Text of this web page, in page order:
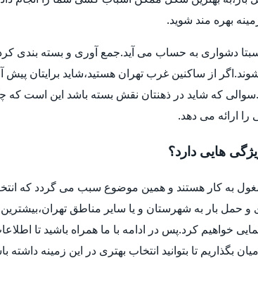
بهره مند شوید.
نسبتا دشواری به حساب می آید.جمع آوری و بسته
از ساکنین غرب تهران هستید،شاید برایتان
که شاید در ذهنتان نقش بسته باشد این است که
ارائه می دهد.
هایی دارد؟
به کار هستند و همین موضوع سبب می گردد که
و حمل بار به شهرستان و یا سایر مناطق
خواهیم کرد.پس در ادامه با ما همراه باشید تا
بگذاریم تا بتوانید انتخاب بهتری در این زمینه داشته